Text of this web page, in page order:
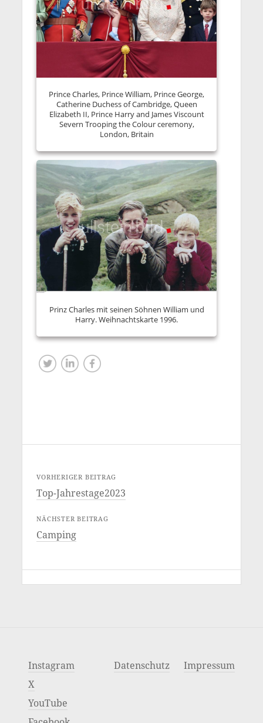
Prince Charles, Prince William, Prince George,
Catherine Duchess of Cambridge, Queen
Elizabeth II, Prince Harry and James Viscount
Severn Trooping the Colour ceremony,
London, Britain
Prinz Charles mit seinen Söhnen William und
Harry. Weihnachtskarte 1996.
VORHERIGER BEITRAG
Top-Jahrestage2023
NÄCHSTER BEITRAG
Camping
Impressum
Datenschutz
Instagram
X
YouTube